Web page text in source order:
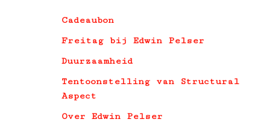
Cadeaubon
Freitag bij Edwin Pelser
Duurzaamheid
Tentoonstelling van Structural
Aspect
Over Edwin Pelser